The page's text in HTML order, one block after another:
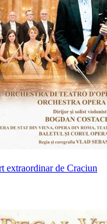
extraordinar de Craciun